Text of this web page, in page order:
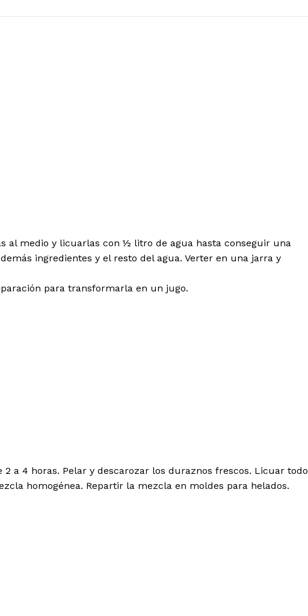
al medio y licuarlas con ½ litro de agua hasta conseguir una
ingredientes y el resto del agua. Verter en una jarra y
para transformarla en un jugo.
a 4 horas. Pelar y descarozar los duraznos frescos. Licuar
homogénea. Repartir la mezcla en moldes para helados.